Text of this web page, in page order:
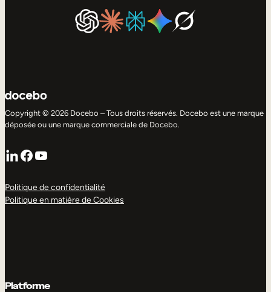
Copyright © 2026 Docebo – Tous droits réservés. Docebo est une marque
déposée ou une marque commerciale de Docebo.
LinkedIn
Facebook
YouTube
Politique de confidentialité
Politique en matière de Cookies
Platforme